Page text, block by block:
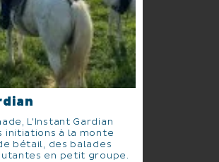
L'Instant Gardian
initiations à la monte
bétail, des balades
en petit groupe.